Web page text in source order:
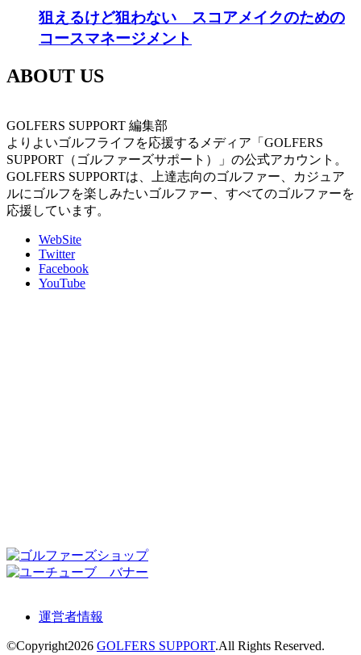
狙えるけど狙わない スコアメイクのための
コースマネージメント
ABOUT US
GOLFERS SUPPORT 編集部
よりよいゴルフライフを応援するメディア「GOLFERS
SUPPORT（ゴルファーズサポート）」の公式アカウント。
GOLFERS SUPPORTは、上達志向のゴルファー、カジュア
ルにゴルフを楽しみたいゴルファー、すべてのゴルファーを
応援しています。
WebSite
Twitter
Facebook
YouTube
運営者情報
©Copyright2026 GOLFERS SUPPORT.All Rights Reserved.